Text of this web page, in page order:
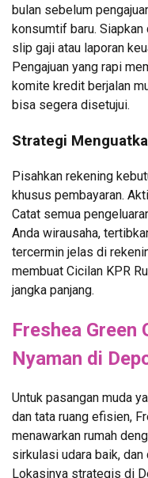
bulan sebelum
konsumtif baru. Siapkan
slip gaji atau laporan
Pengajuan yang rapi
komite kredit berjalan
bisa segera disetujui.
Strategi
Pisahkan rekening
khusus pembayaran.
Catat semua
Anda wirausaha,
tercermin jelas di
membuat Cicilan KPR
jangka panjang.
Freshea Green
Nyaman di
Untuk pasangan muda
dan tata ruang efisien,
menawarkan rumah
sirkulasi udara baik,
Lokasinya strategis di